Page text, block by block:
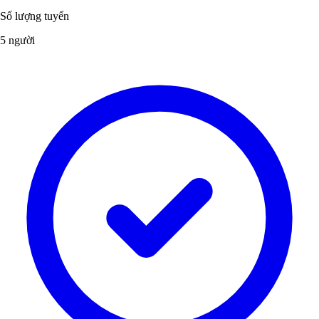
Số lượng tuyển
5 người